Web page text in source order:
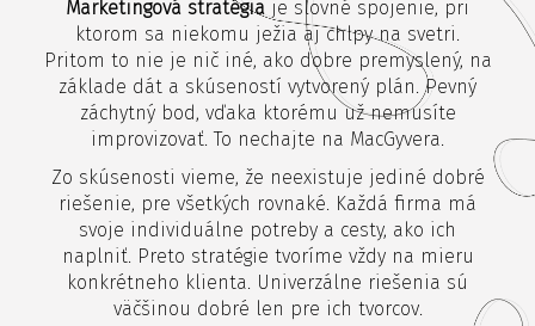
Marketingová stratégiaje slovné spojenie, pri
ktorom sa niekomu ježia aj chlpy na svetri.
Pritom to nie je nič iné, ako dobre premyslený, na
základe dát a skúseností vytvorený plán. Pevný
záchytný bod, vďaka ktorému už nemusíte
improvizovať. To nechajte na MacGyvera.
Zo skúsenosti vieme, že neexistuje jediné dobré
riešenie, pre všetkých rovnaké. Každá firma má
svoje individuálne potreby a cesty, ako ich
naplniť. Preto stratégie tvoríme vždy na mieru
konkrétneho klienta. Univerzálne riešenia sú
väčšinou dobré len pre ich tvorcov.